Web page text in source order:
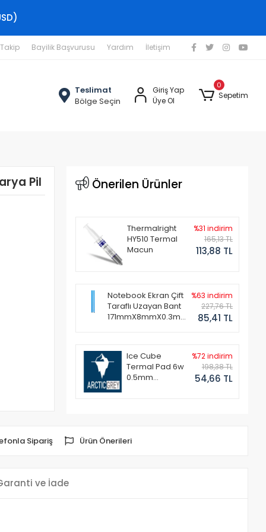
Bayilik Başvurusu Yardım İletişim
Teslimat
Bölge Seçin
Giriş Yap
Üye Ol
0
Sepetim
Pil Önerilen Ürünler
Thermalright
HY510 Termal
Macun
%31 indirim
165,13 TL
113,88 TL
Notebook Ekran Çift
Taraflı Uzayan Bant
171mmX8mmX0.3mm
%63 indirim
227,76 TL
85,41 TL
Ice Cube
Termal Pad 6w
0.5mm
%72 indirim
198,38 TL
54,66 TL
Sipariş Ürün Önerileri
ve İade